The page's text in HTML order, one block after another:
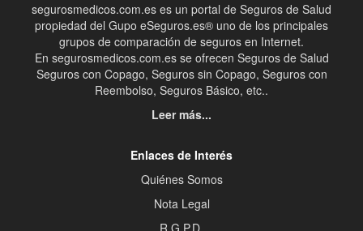
segurosmedicos.com.es es un portal de Seguros de Salud
propiedad del Gupo eSeguros.es® uno de los principales
grupos de comparación de seguros en Internet.
En segurosmedicos.com.es se ofrecen Seguros de Salud
Seguros con Copago, Seguros sin Copago, Seguros con
Reembolso, Seguros Básico, etc..
Leer más...
Enlaces de Interés
Quiénes Somos
Nota Legal